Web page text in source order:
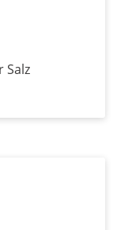
Salz